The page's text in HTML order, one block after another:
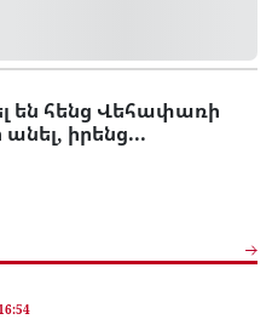
են հենց Վեհափառի
իրենց...